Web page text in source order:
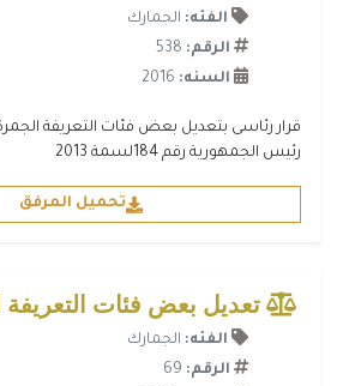
الفئه: الجمارك
الرقم:
السنه:
قرار رئاسى بتعديل بعض فئات التعريفة
رئيس الجمهورية رقم 184لسمة 2013
تحميل المرفق
تعديل بعض فئات التعريفة
الفئه: الجمارك
الرقم: